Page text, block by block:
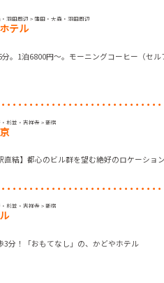
羽田周辺 > 蒲田・大森・羽田周辺
テル
分。1泊6800円～。モーニングコーヒー（セル
杉並・吉祥寺 > 新宿
直結】都心のビル群を望む絶好のロケーショ
杉並・吉祥寺 > 新宿
3分！「おもてなし」の、かどやホテル